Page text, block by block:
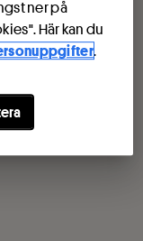
ner på
Här kan du
.